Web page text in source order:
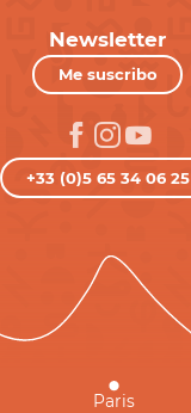
Newsletter
Me suscribo
+33 (0)5 65 34 06 25
Paris